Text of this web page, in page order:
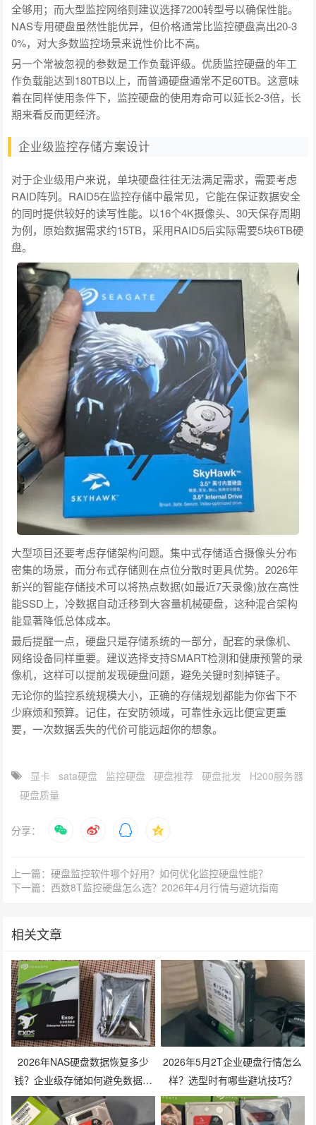
全够用；而大型监控网络则建议选择7200转型号以确保性能。
NAS专用硬盘虽然性能优异，但价格通常比监控硬盘高出20-3
0%，对大多数监控场景来说性价比不高。
另一个常被忽视的参数是工作负载评级。优质监控硬盘的年工
作负载能达到180TB以上，而普通硬盘通常不足60TB。这意味
着在同样使用条件下，监控硬盘的使用寿命可以延长2-3倍，长
期来看反而更经济。
企业级监控存储方案设计
对于企业级用户来说，单块硬盘往往无法满足需求，需要考虑
RAID阵列。RAID5在监控存储中最常见，它能在保证数据安全
的同时提供较好的读写性能。以16个4K摄像头、30天保存周期
为例，原始数据需求约15TB，采用RAID5后实际需要5块6TB硬
盘。
大型项目还要考虑存储架构问题。集中式存储适合摄像头分布
密集的场景，而分布式存储则在点位分散时更具优势。2026年
新兴的智能存储技术可以将热点数据(如最近7天录像)放在高性
能SSD上，冷数据自动迁移到大容量机械硬盘，这种混合架构
能显著降低总体成本。
最后提醒一点，硬盘只是存储系统的一部分，配套的录像机、
网络设备同样重要。建议选择支持SMART检测和健康预警的录
像机，这样可以提前发现硬盘问题，避免关键时刻掉链子。
无论你的监控系统规模大小，正确的存储规划都能为你省下不
少麻烦和预算。记住，在安防领域，可靠性永远比便宜更重
要，一次数据丢失的代价可能远超你的想象。
显卡 sata硬盘 监控硬盘 硬盘推荐 硬盘批发
H200服务器
硬盘质量
分享：
上一篇：硬盘监控软件哪个好用？如何优化监控硬盘性能？
下一篇：西数8T监控硬盘怎么选？2026年4月行情与避坑指南
相关文章
2026年NAS硬盘数据恢复多少
钱？企业级存储如何避免数据丢
失风险？
2026年5月2T企业硬盘行情怎么
样？选型时有哪些避坑技巧？